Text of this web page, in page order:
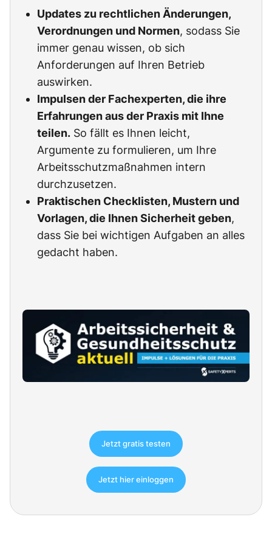
Updates zu rechtlichen Änderungen,
Verordnungen und Normen, sodass Sie
immer genau wissen, ob sich
Anforderungen auf Ihren Betrieb
auswirken.
Impulsen der Fachexperten, die ihre
Erfahrungen aus der Praxis mit Ihne
teilen. So fällt es Ihnen leicht,
Argumente zu formulieren, um Ihre
Arbeitsschutzmaßnahmen intern
durchzusetzen.
Praktischen Checklisten, Mustern und
Vorlagen, die Ihnen Sicherheit geben,
dass Sie bei wichtigen Aufgaben an alles
gedacht haben.
Jetzt gratis testen
Jetzt hier einloggen